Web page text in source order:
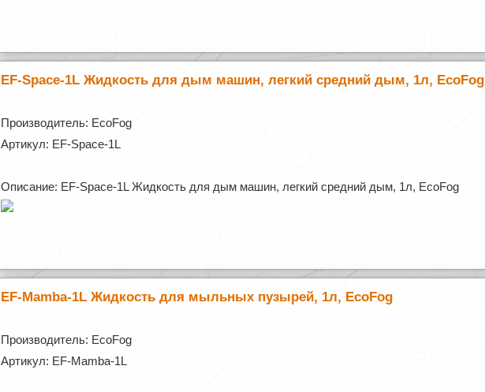
EF-Space-1L Жидкость для дым машин, легкий средний дым, 1л, EcoFog
Производитель: EcoFog
Артикул: EF-Space-1L
Описание: EF-Space-1L Жидкость для дым машин, легкий средний дым, 1л, EcoFog
EF-Mamba-1L Жидкость для мыльных пузырей, 1л, EcoFog
Производитель: EcoFog
Артикул: EF-Mamba-1L